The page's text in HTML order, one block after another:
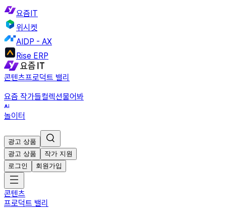
요즘IT
위시켓
AIDP - AX
Rise ERP
콘텐츠프로덕트 밸리
요즘 작가들컬렉션물어봐
놀이터
광고 상품
광고 상품
작가 지원
로그인
회원가입
콘텐츠
프로덕트 밸리